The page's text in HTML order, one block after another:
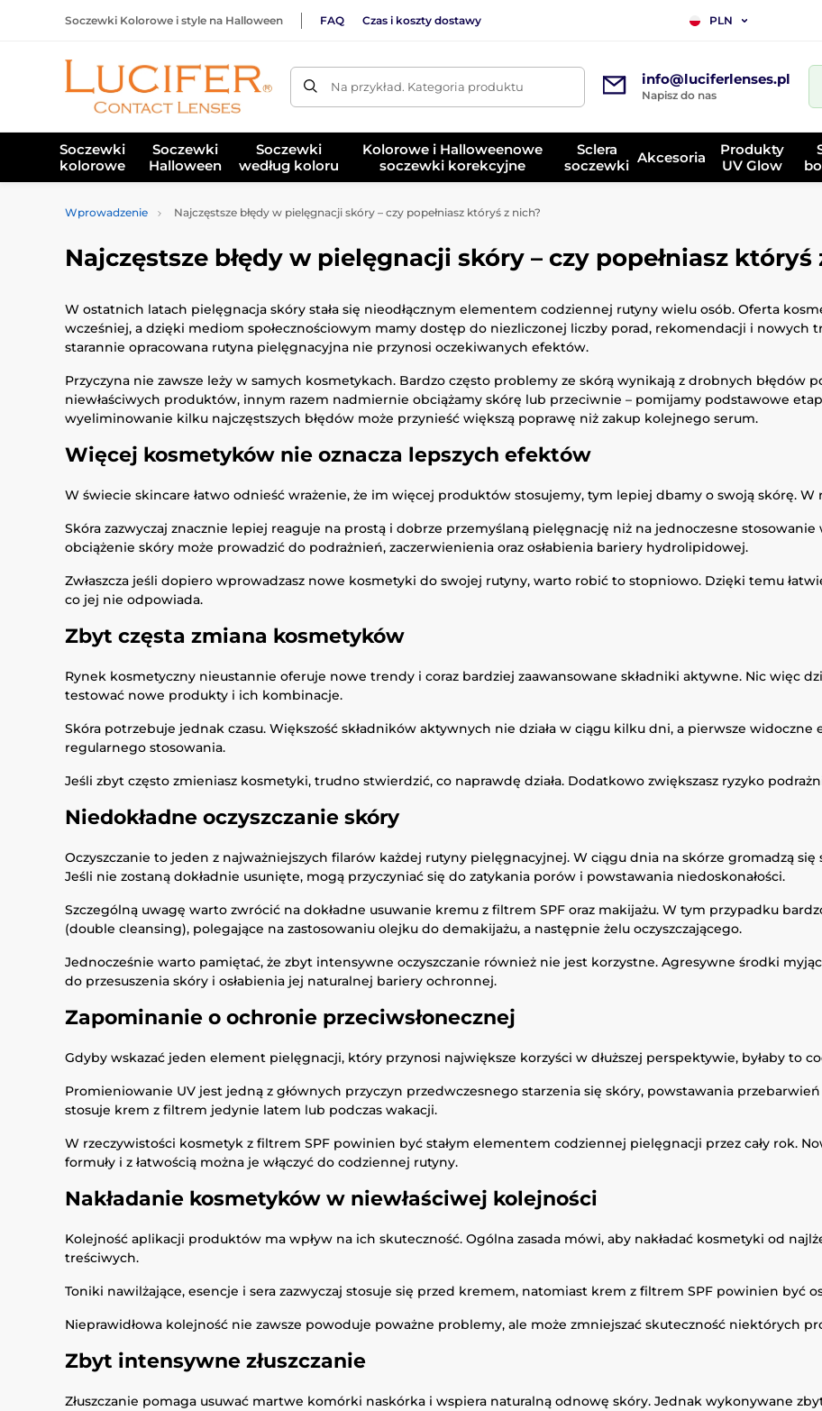
Soczewki Kolorowe i style na Halloween FAQ Czas i koszty dostawy PLN
Na przykład. Kategoria produktu info@luciferlenses.pl
Napisz do nas
Soczewki
kolorowe
Soczewki
Halloween
Soczewki
według koloru
Kolorowe i Halloweenowe
soczewki korekcyjne
Sclera
soczewki Akcesoria
Produkty
UV Glow
Wprowadzenie Najczęstsze błędy w pielęgnacji skóry – czy popełniasz któryś z nich?
Najczęstsze błędy w pielęgnacji skóry – czy popełniasz któryś
W ostatnich latach pielęgnacja skóry stała się nieodłącznym elementem codziennej rutyny wielu osób. Oferta
wcześniej, a dzięki mediom społecznościowym mamy dostęp do niezliczonej liczby porad, rekomendacji i nowych
starannie opracowana rutyna pielęgnacyjna nie przynosi oczekiwanych efektów.
Przyczyna nie zawsze leży w samych kosmetykach. Bardzo często problemy ze skórą wynikają z drobnych błędów
niewłaściwych produktów, innym razem nadmiernie obciążamy skórę lub przeciwnie – pomijamy podstawowe
wyeliminowanie kilku najczęstszych błędów może przynieść większą poprawę niż zakup kolejnego serum.
Więcej kosmetyków nie oznacza lepszych efektów
W świecie skincare łatwo odnieść wrażenie, że im więcej produktów stosujemy, tym lepiej dbamy o swoją skórę.
Skóra zazwyczaj znacznie lepiej reaguje na prostą i dobrze przemyślaną pielęgnację niż na jednoczesne
obciążenie skóry może prowadzić do podrażnień, zaczerwienienia oraz osłabienia bariery hydrolipidowej.
Zwłaszcza jeśli dopiero wprowadzasz nowe kosmetyki do swojej rutyny, warto robić to stopniowo. Dzięki temu
co jej nie odpowiada.
Zbyt częsta zmiana kosmetyków
Rynek kosmetyczny nieustannie oferuje nowe trendy i coraz bardziej zaawansowane składniki aktywne. Nic więc
testować nowe produkty i ich kombinacje.
Skóra potrzebuje jednak czasu. Większość składników aktywnych nie działa w ciągu kilku dni, a pierwsze
regularnego stosowania.
Jeśli zbyt często zmieniasz kosmetyki, trudno stwierdzić, co naprawdę działa. Dodatkowo zwiększasz ryzyko
Niedokładne oczyszczanie skóry
Oczyszczanie to jeden z najważniejszych filarów każdej rutyny pielęgnacyjnej. W ciągu dnia na skórze gromadzą się
Jeśli nie zostaną dokładnie usunięte, mogą przyczyniać się do zatykania porów i powstawania niedoskonałości.
Szczególną uwagę warto zwrócić na dokładne usuwanie kremu z filtrem SPF oraz makijażu. W tym przypadku
(double cleansing), polegające na zastosowaniu olejku do demakijażu, a następnie żelu oczyszczającego.
Jednocześnie warto pamiętać, że zbyt intensywne oczyszczanie również nie jest korzystne. Agresywne środki
do przesuszenia skóry i osłabienia jej naturalnej bariery ochronnej.
Zapominanie o ochronie przeciwsłonecznej
Gdyby wskazać jeden element pielęgnacji, który przynosi największe korzyści w dłuższej perspektywie, byłaby to
Promieniowanie UV jest jedną z głównych przyczyn przedwczesnego starzenia się skóry, powstawania
stosuje krem z filtrem jedynie latem lub podczas wakacji.
W rzeczywistości kosmetyk z filtrem SPF powinien być stałym elementem codziennej pielęgnacji przez cały rok.
formuły i z łatwością można je włączyć do codziennej rutyny.
Nakładanie kosmetyków w niewłaściwej kolejności
Kolejność aplikacji produktów ma wpływ na ich skuteczność. Ogólna zasada mówi, aby nakładać kosmetyki od
treściwych.
Toniki nawilżające, esencje i sera zazwyczaj stosuje się przed kremem, natomiast krem z filtrem SPF powinien być
Nieprawidłowa kolejność nie zawsze powoduje poważne problemy, ale może zmniejszać skuteczność niektórych
Zbyt intensywne złuszczanie
Złuszczanie pomaga usuwać martwe komórki naskórka i wspiera naturalną odnowę skóry. Jednak wykonywane